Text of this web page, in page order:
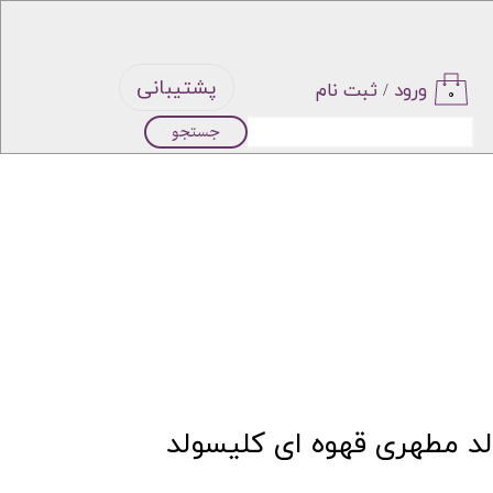
ورود / ثبت نام
حساب
خروج از
حساب
۰ پشتیبانی
جستجو
مطهری قهوه ای کلیسولد